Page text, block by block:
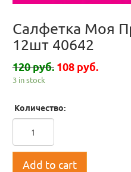
Салфетка Моя
12шт 40642
120 руб. 108 руб.
3 in stock
Количество:
Add to cart